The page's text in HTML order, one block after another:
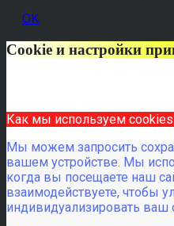
OK
Cookie и настройки
Как мы используем cookies
Мы можем запросить
вашем устройстве. Мы
когда вы посещаете наш
взаимодействуете, чтобы
индивидуализировать ваш